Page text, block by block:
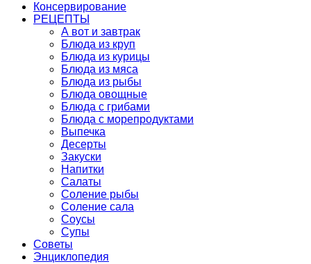
Консервирование
РЕЦЕПТЫ
А вот и завтрак
Блюда из круп
Блюда из курицы
Блюда из мяса
Блюда из рыбы
Блюда овощные
Блюда с грибами
Блюда с морепродуктами
Выпечка
Десерты
Закуски
Напитки
Салаты
Соление рыбы
Соление сала
Соусы
Супы
Советы
Энциклопедия